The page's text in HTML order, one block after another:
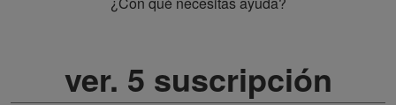
ver. 5 suscripción